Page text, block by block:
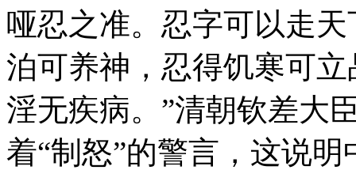
哑忍之准。忍字可以走
泊可养神，忍得饥寒可
淫无疾病。”清朝钦差大
着“制怒”的警言，这说